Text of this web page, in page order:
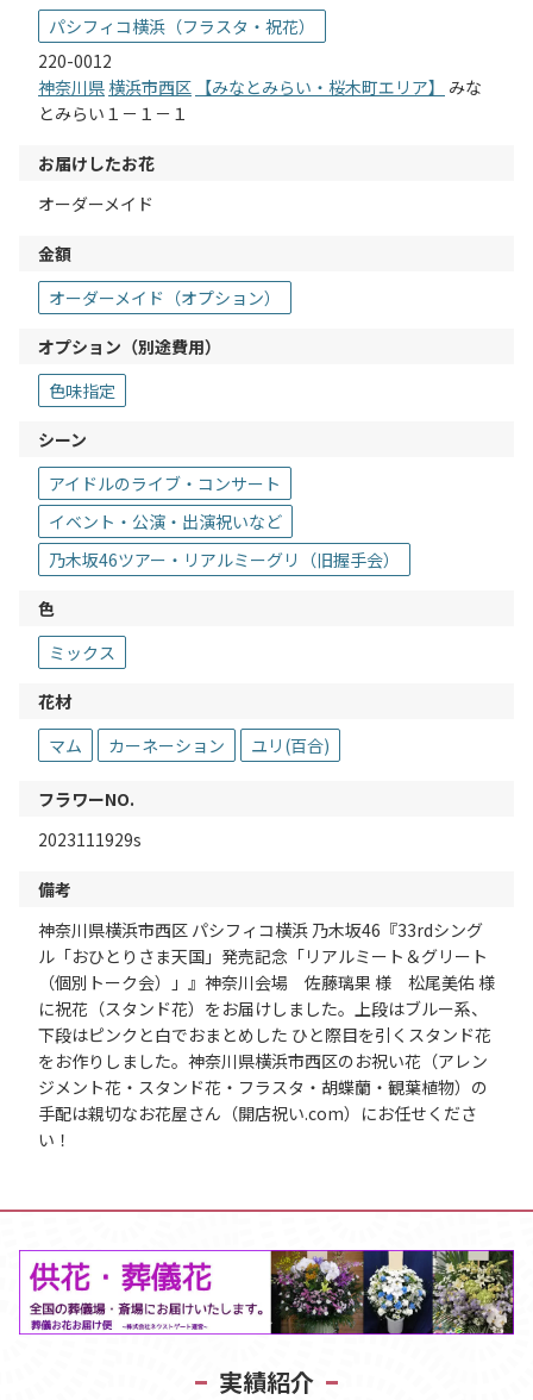
パシフィコ横浜（フラスタ・祝花）
220-0012
神奈川県横浜市西区 【みなとみらい・桜木町エリア】
みな
とみらい１－１－１
お届けしたお花
オーダーメイド
金額
オーダーメイド（オプション）
オプション（別途費用）
色味指定
シーン
アイドルのライブ・コンサート
イベント・公演・出演祝いなど
乃木坂46ツアー・リアルミーグリ（旧握手会）
色
ミックス
花材
マム
カーネーション ユリ(百合)
フラワーNO.
2023111929s
備考
神奈川県横浜市西区 パシフィコ横浜 乃木坂46『33rdシング
ル「おひとりさま天国」発売記念「リアルミート＆グリート
（個別トーク会）」』神奈川会場 佐藤璃果 様 松尾美佑 様
に祝花（スタンド花）をお届けしました。上段はブルー系、
下段はピンクと白でおまとめした ひと際目を引くスタンド花
をお作りしました。神奈川県横浜市西区のお祝い花（アレン
ジメント花・スタンド花・フラスタ・胡蝶蘭・観葉植物）の
手配は親切なお花屋さん（開店祝い.com）にお任せくださ
い！
実績紹介